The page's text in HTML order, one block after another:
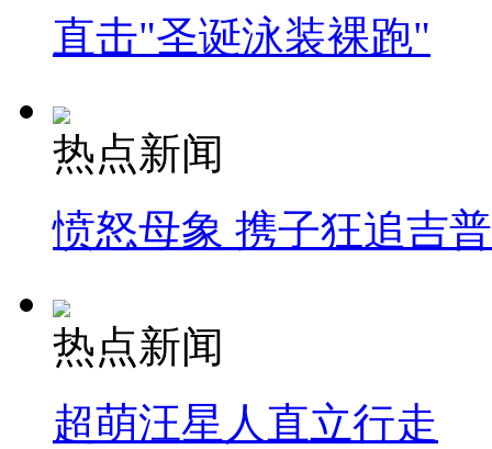
直击"圣诞泳装裸跑"
热点新闻
愤怒母象 携子狂追吉
热点新闻
超萌汪星人直立行走